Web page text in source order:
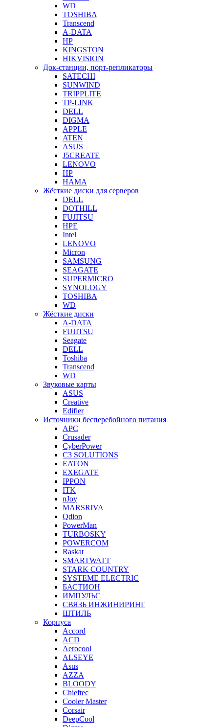
WD
TOSHIBA
Transcend
A-DATA
HP
KINGSTON
HIKVISION
Док-станции, порт-репликаторы
SATECHI
SUNWIND
TRIPPLITE
TP-LINK
DELL
DIGMA
APPLE
ATEN
ASUS
J5CREATE
LENOVO
HP
HAMA
Жёсткие диски для серверов
DELL
DOTHILL
FUJITSU
HPE
Intel
LENOVO
Micron
SAMSUNG
SEAGATE
SUPERMICRO
SYNOLOGY
TOSHIBA
WD
Жёсткие диски
A-DATA
FUJITSU
Seagate
DELL
Toshiba
Transcend
WD
Звуковые карты
ASUS
Creative
Edifier
Источники бесперебойного питания
APC
Crusader
CyberPower
C3 SOLUTIONS
EATON
EXEGATE
IPPON
ITK
nJoy
MARSRIVA
Qdion
PowerMan
TURBOSKY
POWERCOM
Raskat
SMARTWATT
STARK COUNTRY
SYSTEME ELECTRIC
БАСТИОН
ИМПУЛЬС
СВЯЗЬ ИНЖИНИРИНГ
ШТИЛЬ
Корпуса
Accord
ACD
Aerocool
ALSEYE
Asus
AZZA
BLOODY
Chieftec
Cooler Master
Corsair
DeepCool